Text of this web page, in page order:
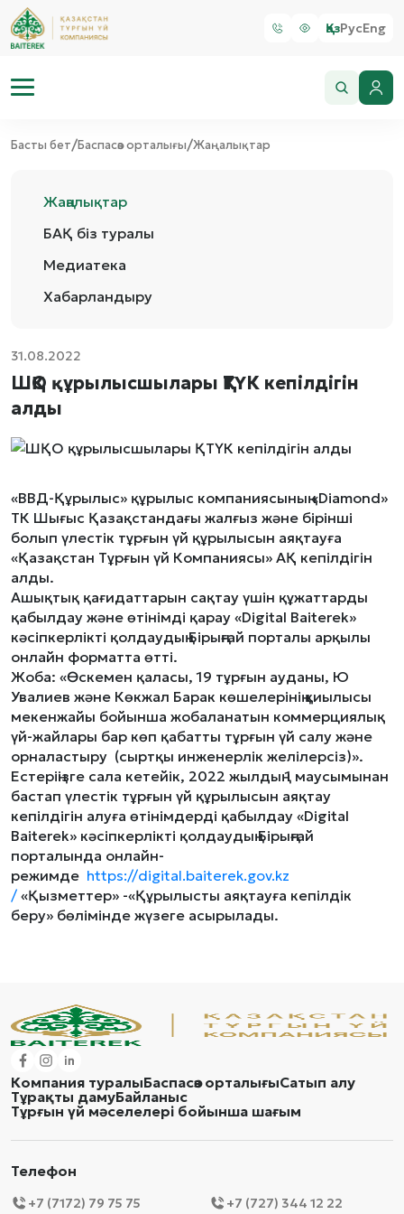
ҚазРусEng
Басты бет/Баспасөз орталығы/Жаңалықтар
Жаңалықтар
БАҚ біз туралы
Медиатека
Хабарландыру
31.08.2022
ШҚО құрылысшылары ҚТҮК кепілдігін
алды
«ВВД-Құрылыс» құрылыс компаниясының «Diamond»
ТК Шығыс Қазақстандағы жалғыз және бірінші
болып үлестік тұрғын үй құрылысын аяқтауға
«Қазақстан Тұрғын үй Компаниясы» АҚ кепілдігін
алды.
Ашықтық қағидаттарын сақтау үшін құжаттарды
қабылдау және өтінімді қарау «Digital Baiterek»
кәсіпкерлікті қолдаудың Бірыңғай порталы арқылы
онлайн форматта өтті.
Жоба: «Өскемен қаласы, 19 тұрғын ауданы, Ю
Увалиев және Көкжал Барак көшелерінің қиылысы
мекенжайы бойынша жобаланатын коммерциялық
үй-жайлары бар көп қабатты тұрғын үй салу және
орналастыру (сыртқы инженерлік желілерсіз)».
Естеріңізге сала кетейік, 2022 жылдың 1 маусымынан
бастап үлестік тұрғын үй құрылысын аяқтау
кепілдігін алуға өтінімдерді қабылдау «Digital
Baiterek» кәсіпкерлікті қолдаудың Бірыңғай
порталында онлайн-
режимде https://digital.baiterek.gov.kz
/ «Қызметтер» -«Құрылысты аяқтауға кепілдік
беру» бөлімінде жүзеге асырылады.
Компания туралыБаспасөз орталығыСатып алу
Тұрақты дамуБайланыс
Тұрғын үй мәселелері бойынша шағым
Телефон
+7 (7172) 79 75 75 +7 (727) 344 12 22